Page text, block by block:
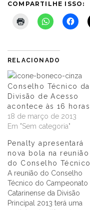
COMPARTILHE ISSO:
RELACIONADO
Conselho Técnico da
Divisão de Acesso
acontece às 16 horas
18 de março de 2013
Em "Sem categoria"
Penalty apresentará
nova bola na reunião
do Conselho Técnico
A reunião do Conselho
Técnico do Campeonato
Catarinense da Divisão
Principal 2013 terá uma